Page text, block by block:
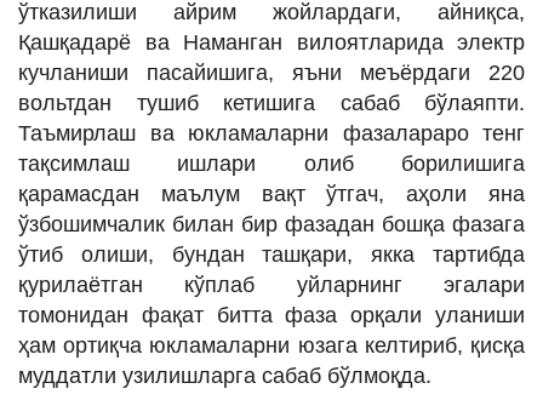
ўтказилиши айрим жойлардаги, айниқса,
Қашқадарё ва Наманган вилоятларида электр
кучланиши пасайишига, яъни меъёрдаги 220
вольтдан тушиб кетишига сабаб бўлаяпти.
Таъмирлаш ва юкламаларни фазалараро тенг
тақсимлаш ишлари олиб борилишига
қарамасдан маълум вақт ўтгач, аҳоли яна
ўзбошимчалик билан бир фазадан бошқа фазага
ўтиб олиши, бундан ташқари, якка тартибда
қурилаётган кўплаб уйларнинг эгалари
томонидан фақат битта фаза орқали уланиши
ҳам ортиқча юкламаларни юзага келтириб, қисқа
муддатли узилишларга сабаб бўлмоқда.